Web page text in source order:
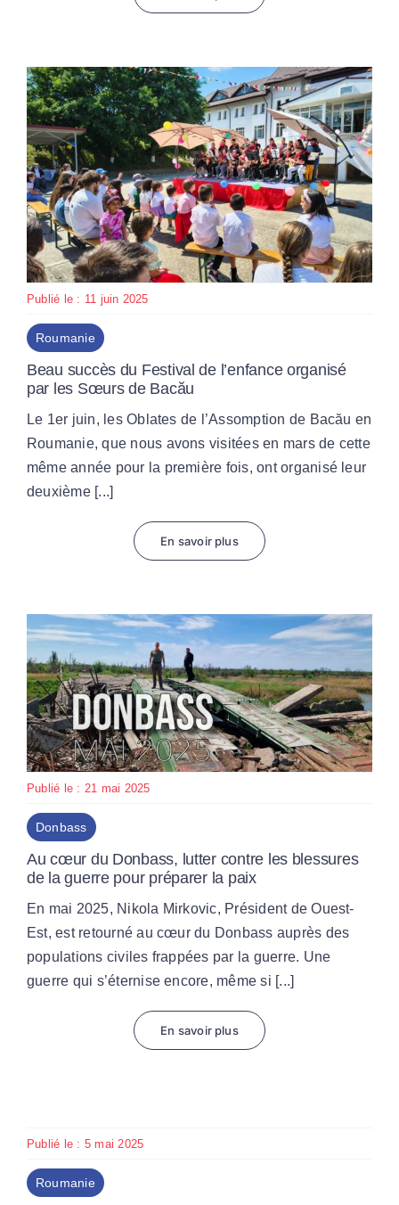
Publié le : 11 juin 2025
Roumanie
Beau succès du Festival de l’enfance organisé
par les Sœurs de Bacău
Le 1er juin, les Oblates de l’Assomption de Bacău en
Roumanie, que nous avons visitées en mars de cette
même année pour la première fois, ont organisé leur
deuxième [...]
En savoir plus
Publié le : 21 mai 2025
Donbass
Au cœur du Donbass, lutter contre les blessures
de la guerre pour préparer la paix
En mai 2025, Nikola Mirkovic, Président de Ouest-
Est, est retourné au cœur du Donbass auprès des
populations civiles frappées par la guerre. Une
guerre qui s’éternise encore, même si [...]
En savoir plus
Publié le : 5 mai 2025
Roumanie